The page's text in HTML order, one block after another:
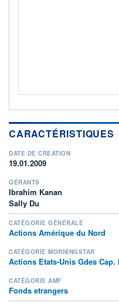
CARACTÉRISTIQUES
DATE DE CRÉATION
19.01.2009
GÉRANTS
Ibrahim Kanan
Sally Du
CATÉGORIE GÉNÉRALE
Actions Amérique du Nord
CATÉGORIE MORNINGSTAR
Actions Etats-Unis Gdes Cap.
CATÉGORIE AMF
Fonds etrangers